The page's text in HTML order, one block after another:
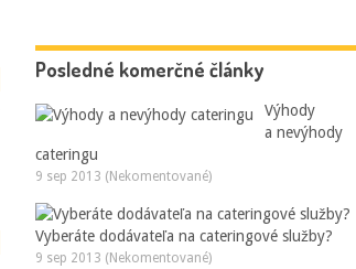
Posledné komerčné články
Výhody
a nevýhody
cateringu
9 sep 2013 (Nekomentované)
Vyberáte dodávateľa na cateringové služby?
9 sep 2013 (Nekomentované)